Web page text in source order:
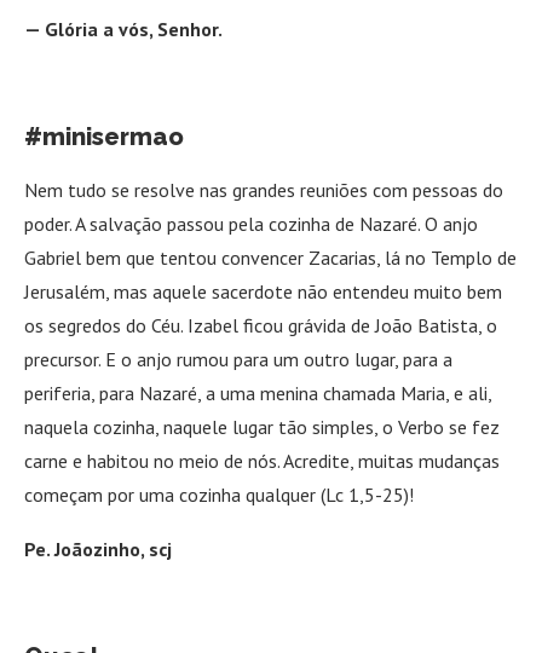
— Glória a vós, Senhor.
#minisermao
Nem tudo se resolve nas grandes reuniões com pessoas do
poder. A salvação passou pela cozinha de Nazaré. O anjo
Gabriel bem que tentou convencer Zacarias, lá no Templo de
Jerusalém, mas aquele sacerdote não entendeu muito bem
os segredos do Céu. Izabel ficou grávida de João Batista, o
precursor. E o anjo rumou para um outro lugar, para a
periferia, para Nazaré, a uma menina chamada Maria, e ali,
naquela cozinha, naquele lugar tão simples, o Verbo se fez
carne e habitou no meio de nós. Acredite, muitas mudanças
começam por uma cozinha qualquer (Lc 1,5-25)!
Pe. Joãozinho, scj